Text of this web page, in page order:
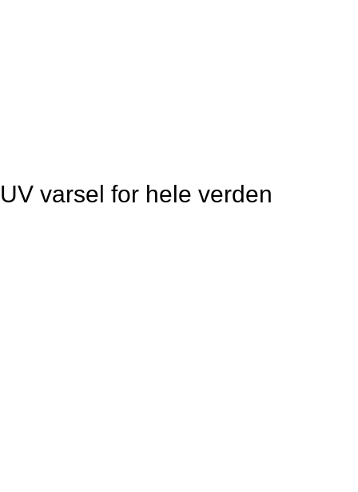
UV varsel for hele verden